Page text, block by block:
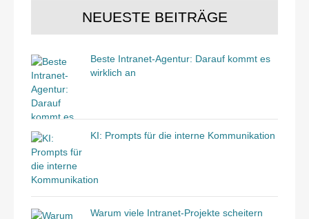
NEUESTE BEITRÄGE
Beste Intranet-Agentur: Darauf kommt es
wirklich an
KI: Prompts für die interne Kommunikation
Warum viele Intranet-Projekte scheitern